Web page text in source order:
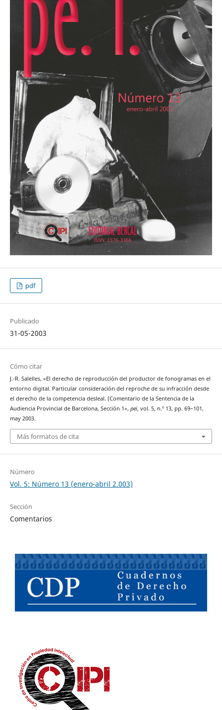
pdf
Publicado
31-05-2003
Cómo citar
J.-R. Salelles, «El derecho de reproducción del productor de fonogramas en el
entorno digital. Particular consideración del reproche de su infracción desde
el derecho de la competencia desleal. (Comentario de la Sentencia de la
Audiencia Provincial de Barcelona, Sección 1», pei, vol. 5, n.º 13, pp. 69–101,
may 2003.
Más formatos de cita
Número
Vol. 5: Número 13 (enero-abril 2.003)
Sección
Comentarios